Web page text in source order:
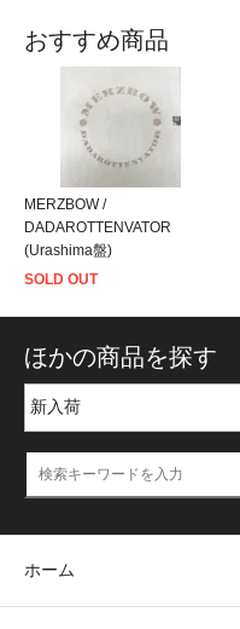
おすすめ商品
MERZBOW /
DADAROTTENVATOR
(Urashima盤)
SOLD OUT
ほかの商品を探す
ホーム